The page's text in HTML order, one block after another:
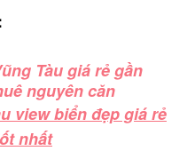
Tàu giá rẻ gần
nguyên căn
view biển đẹp giá rẻ
nhất